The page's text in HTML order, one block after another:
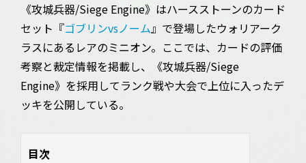
《攻城兵器/Siege Engine》はハースストーンのカード
セット『ゴブリンvsノーム』で登場したウォリアーク
ラスにあるレアのミニオン。ここでは、カードの評価
考察と裁定情報を掲載し、《攻城兵器/Siege
Engine》を採用してランク戦や大会で上位に入ったデ
ッキを公開している。
目次